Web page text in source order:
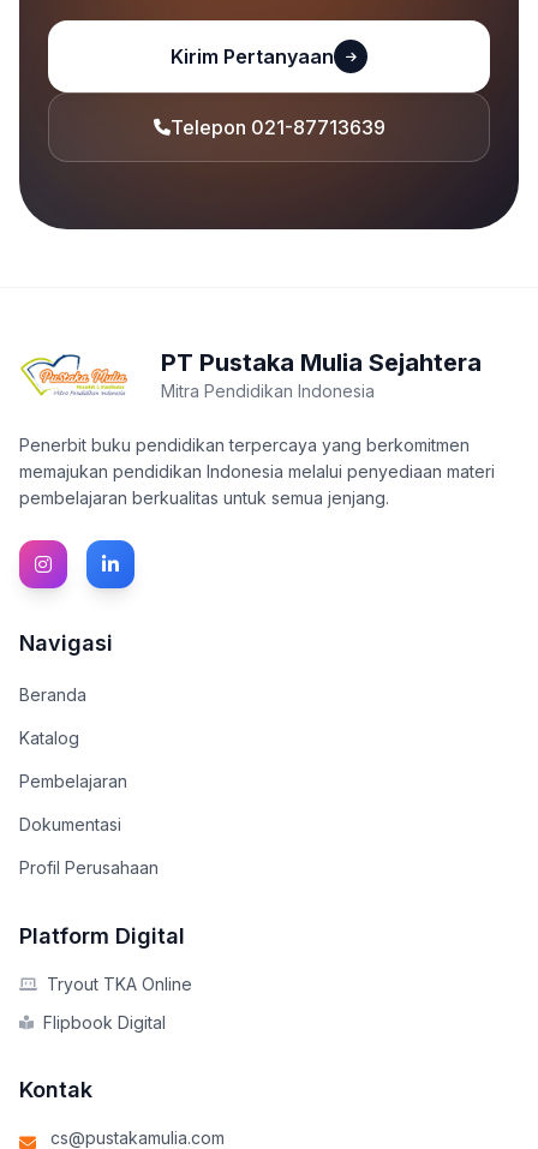
Kirim Pertanyaan
Telepon 021-87713639
PT Pustaka Mulia Sejahtera
Mitra Pendidikan Indonesia
Penerbit buku pendidikan terpercaya yang berkomitmen
memajukan pendidikan Indonesia melalui penyediaan materi
pembelajaran berkualitas untuk semua jenjang.
Navigasi
Beranda
Katalog
Pembelajaran
Dokumentasi
Profil Perusahaan
Platform Digital
Tryout TKA Online
Flipbook Digital
Kontak
cs@pustakamulia.com